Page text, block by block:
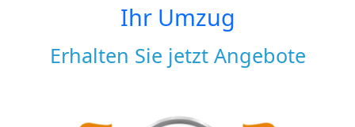
Ihr Umzug
Erhalten Sie jetzt Angebote